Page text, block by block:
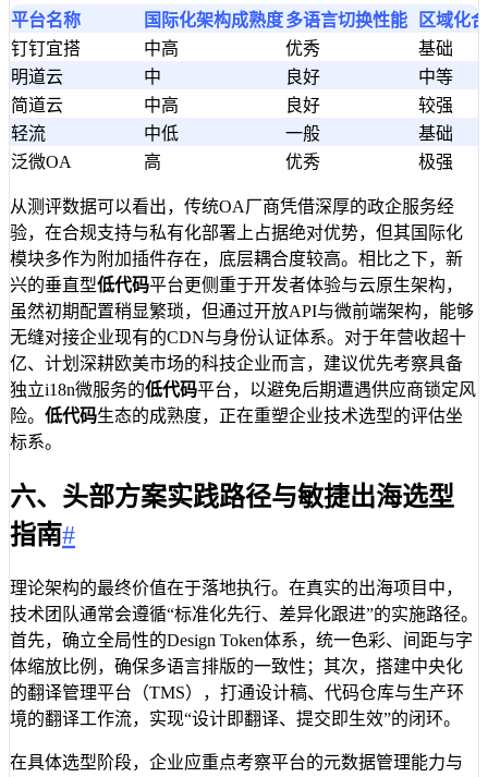
平台名称 国际化架构成熟度多语言切换性能
区域化
钉钉宜搭
中高 优秀
基础
明道云
中 良好
中等
简道云
中高 良好
较强
轻流
中低 一般
基础
泛微OA
高 优秀 极强
从测评数据可以看出，传统OA厂商凭借深厚的政企服务经
验，在合规支持与私有化部署上占据绝对优势，但其国际化
模块多作为附加插件存在，底层耦合度较高。相比之下，新
兴的垂直型低代码平台更侧重于开发者体验与云原生架构，
虽然初期配置稍显繁琐，但通过开放API与微前端架构，能够
无缝对接企业现有的CDN与身份认证体系。对于年营收超十
亿、计划深耕欧美市场的科技企业而言，建议优先考察具备
独立i18n微服务的低代码平台，以避免后期遭遇供应商锁定风
险。 低代码生态的成熟度，正在重塑企业技术选型的评估坐
标系。
六、头部方案实践路径与敏捷出海选型
指南#
理论架构的最终价值在于落地执行。在真实的出海项目中，
技术团队通常会遵循“标准化先行、差异化跟进”的实施路径。
首先，确立全局性的Design Token体系，统一色彩、间距与字
体缩放比例，确保多语言排版的一致性；其次，搭建中央化
的翻译管理平台（TMS），打通设计稿、代码仓库与生产环
境的翻译工作流，实现“设计即翻译、提交即生效”的闭环。
在具体选型阶段，企业应重点考察平台的元数据管理能力与